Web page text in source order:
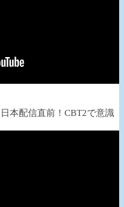
本配信直前！CBT2で意識